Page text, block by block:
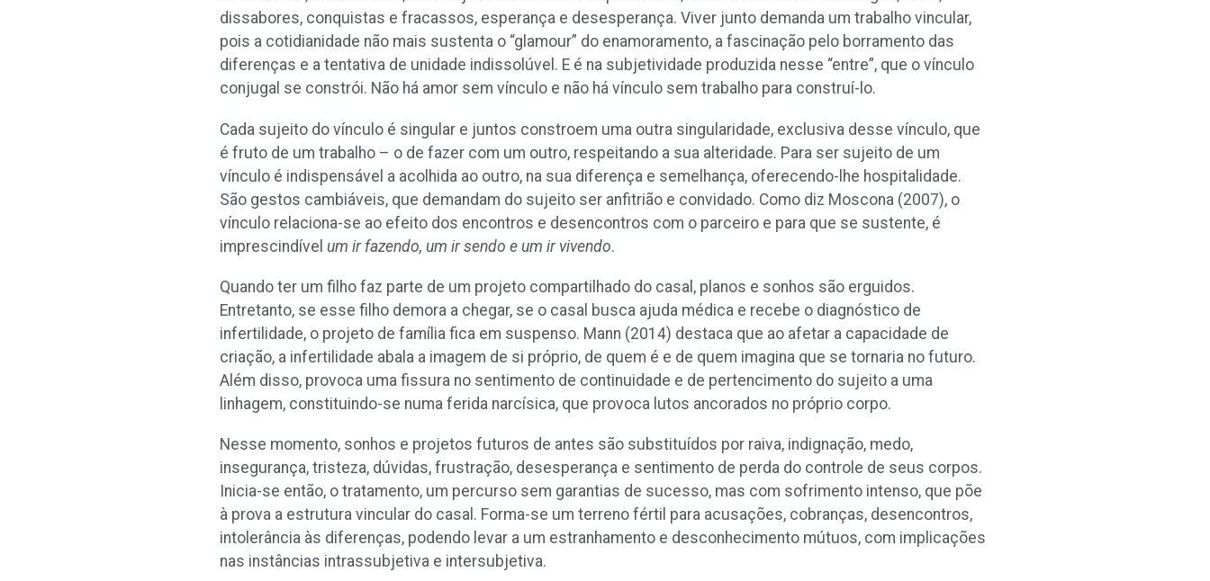
dissabores, conquistas e fracassos, esperança e desesperança. Viver junto demanda um trabalho vincular,
pois a cotidianidade não mais sustenta o “glamour” do enamoramento, a fascinação pelo borramento das
diferenças e a tentativa de unidade indissolúvel. E é na subjetividade produzida nesse “entre”, que o vínculo
conjugal se constrói. Não há amor sem vínculo e não há vínculo sem trabalho para construí-lo.
Cada sujeito do vínculo é singular e juntos constroem uma outra singularidade, exclusiva desse vínculo, que
é fruto de um trabalho – o de fazer com um outro, respeitando a sua alteridade. Para ser sujeito de um
vínculo é indispensável a acolhida ao outro, na sua diferença e semelhança, oferecendo-lhe hospitalidade.
São gestos cambiáveis, que demandam do sujeito ser anfitrião e convidado. Como diz Moscona (2007), o
vínculo relaciona-se ao efeito dos encontros e desencontros com o parceiro e para que se sustente, é
imprescindível um ir fazendo, um ir sendo e um ir vivendo.
Quando ter um filho faz parte de um projeto compartilhado do casal, planos e sonhos são erguidos.
Entretanto, se esse filho demora a chegar, se o casal busca ajuda médica e recebe o diagnóstico de
infertilidade, o projeto de família fica em suspenso. Mann (2014) destaca que ao afetar a capacidade de
criação, a infertilidade abala a imagem de si próprio, de quem é e de quem imagina que se tornaria no futuro.
Além disso, provoca uma fissura no sentimento de continuidade e de pertencimento do sujeito a uma
linhagem, constituindo-se numa ferida narcísica, que provoca lutos ancorados no próprio corpo.
Nesse momento, sonhos e projetos futuros de antes são substituídos por raiva, indignação, medo,
insegurança, tristeza, dúvidas, frustração, desesperança e sentimento de perda do controle de seus corpos.
Inicia-se então, o tratamento, um percurso sem garantias de sucesso, mas com sofrimento intenso, que põe
à prova a estrutura vincular do casal. Forma-se um terreno fértil para acusações, cobranças, desencontros,
intolerância às diferenças, podendo levar a um estranhamento e desconhecimento mútuos, com implicações
nas instâncias intrassubjetiva e intersubjetiva.